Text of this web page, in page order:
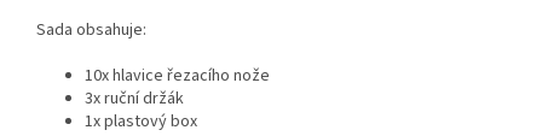
Sada obsahuje:
10x hlavice řezacího nože
3x ruční držák
1x plastový box